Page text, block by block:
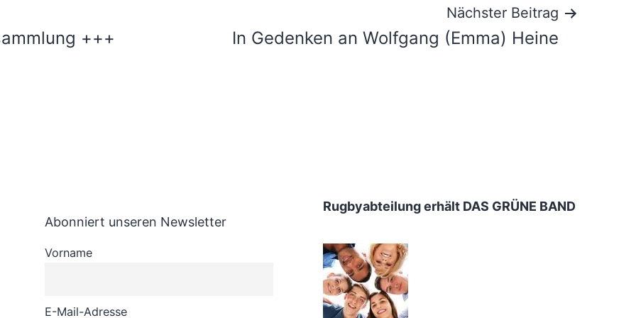
+++
Nächster Beitrag
In Gedenken an Wolfgang (Emma) Heine
Abonniert unseren Newsletter
Vorname
E-Mail-Adresse
Rugbyabteilung erhält DAS GRÜNE BAND